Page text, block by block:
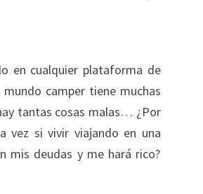
en cualquier plataforma de
camper tiene muchas
tantas cosas malas… ¿Por
vez si vivir viajando en una
mis deudas y me hará rico?